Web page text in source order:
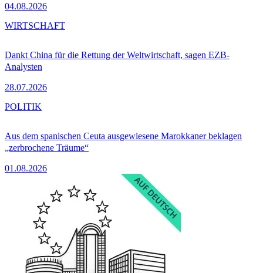
04.08.2026
Dankt China für die Rettung der Weltwirtschaft, sagen EZB-
Analysten
28.07.2026
WIRTSCHAFT
Aus dem spanischen Ceuta ausgewiesene Marokkaner beklagen
„zerbrochene Träume“
01.08.2026
POLITIK